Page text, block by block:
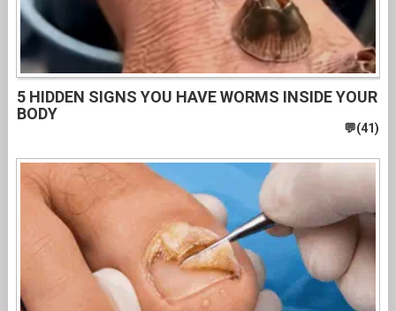
5 HIDDEN SIGNS YOU HAVE WORMS INSIDE YOUR
BODY